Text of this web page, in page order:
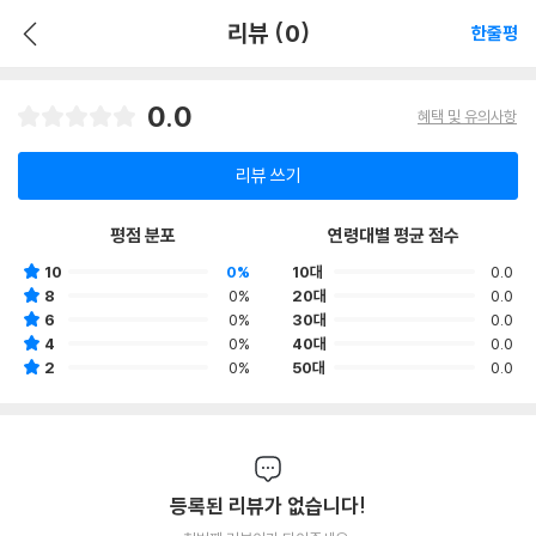
리뷰 (0) 한줄평
0.0 혜택 및 유의사항
리뷰 쓰기
평점 분포
10
0%
8
0%
6
0%
4
0%
2
0%
연령대별 평균 점수
10대
0.0
20대
0.0
30대
0.0
40대
0.0
50대
0.0
등록된 리뷰가 없습니다!